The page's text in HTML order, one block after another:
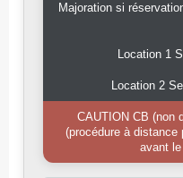
Majoration si
Location 1
Location 2
CAUTION CB (non
(procédure à distance
avant